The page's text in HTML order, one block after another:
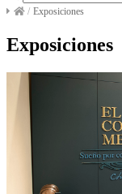
/ Exposiciones
Exposiciones